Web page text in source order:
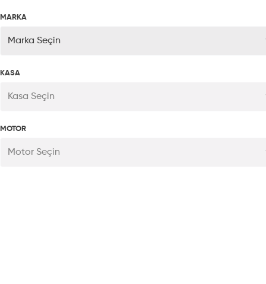
MARKA
Marka Seçin
KASA
Kasa Seçin
MOTOR
Motor Seçin